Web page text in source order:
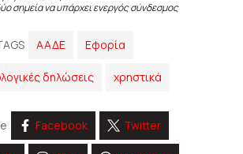
σημεία να υπάρχει ενεργός σύνδεσμος
ΑΑΔΕ Εφορία
δηλώσεις χρηστικά
Facebook Twitter